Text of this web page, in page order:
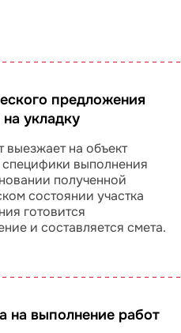
предложения
укладку
выезжает на объект
выполнения
полученной
состоянии участка
готовится
и составляется смета.
на выполнение работ